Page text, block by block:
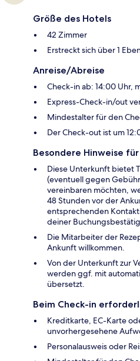
Größe des Hotels
42 Zimmer
Erstreckt sich über 1
Anreise/Abreise
Check-in ab: 14:00 Uhr,
Express-Check-in/out
Mindestalter für den
Der Check-out ist um
Besondere Hinweise
Diese Unterkunft bietet
(eventuell gegen
vereinbaren möchten,
48 Stunden vor der
entsprechenden
deiner
Die Mitarbeiter der
Ankunft willkommen.
Von der Unterkunft zur
werden ggf. mit
übersetzt.
Beim Check-in
Kreditkarte, EC-Karte
unvorhergesehene
Personalausweis oder